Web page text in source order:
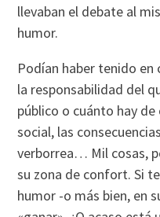
llevaban el debate al
humor.
Podían haber tenido
la responsabilidad del
público o cuánto hay
social, las
verborrea… Mil cosas,
su zona de confort. Si
humor -o más bien, en